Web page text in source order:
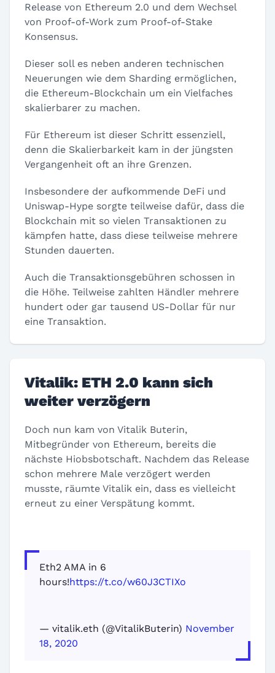
Release von Ethereum 2.0 und dem Wechsel
von Proof-of-Work zum Proof-of-Stake
Konsensus.
Dieser soll es neben anderen technischen
Neuerungen wie dem Sharding ermöglichen,
die Ethereum-Blockchain um ein Vielfaches
skalierbarer zu machen.
Für Ethereum ist dieser Schritt essenziell,
denn die Skalierbarkeit kam in der jüngsten
Vergangenheit oft an ihre Grenzen.
Insbesondere der aufkommende DeFi und
Uniswap-Hype sorgte teilweise dafür, dass die
Blockchain mit so vielen Transaktionen zu
kämpfen hatte, dass diese teilweise mehrere
Stunden dauerten.
Auch die Transaktionsgebühren schossen in
die Höhe. Teilweise zahlten Händler mehrere
hundert oder gar tausend US-Dollar für nur
eine Transaktion.
Vitalik: ETH 2.0 kann sich
weiter verzögern
Doch nun kam von Vitalik Buterin,
Mitbegründer von Ethereum, bereits die
nächste Hiobsbotschaft. Nachdem das Release
schon mehrere Male verzögert werden
musste, räumte Vitalik ein, dass es vielleicht
erneut zu einer Verspätung kommt.
Eth2 AMA in 6
hours!https://t.co/w60J3CTIXo
— vitalik.eth (@VitalikButerin) November
18, 2020